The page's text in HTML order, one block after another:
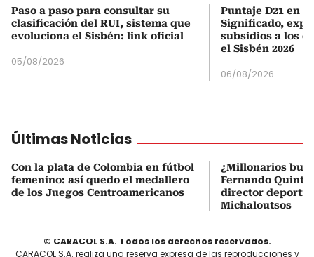
Paso a paso para consultar su
clasificación del RUI, sistema que
evoluciona el Sisbén: link oficial
05/08/2026
Puntaje D21 en
Significado,
subsidios a los
el Sisbén 2026
06/08/2026
Últimas Noticias
Con la plata de Colombia en fútbol
femenino: así quedo el medallero
de los Juegos Centroamericanos
¿Millonarios
Fernando
director
Michaloutsos
© CARACOL S.A. Todos los derechos reservados.
CARACOL S.A. realiza una reserva expresa de las reproducciones y